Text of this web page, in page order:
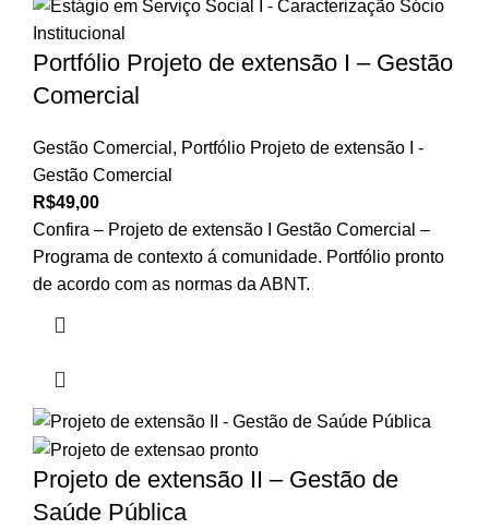
Portfólio Projeto de extensão I – Gestão
Comercial
Gestão Comercial , Portfólio Projeto de extensão I -
Gestão Comercial
R$49,00
Confira – Projeto de extensão I Gestão Comercial –
Programa de contexto á comunidade. Portfólio pronto
de acordo com as normas da ABNT.
Projeto de extensão II – Gestão de
Saúde Pública